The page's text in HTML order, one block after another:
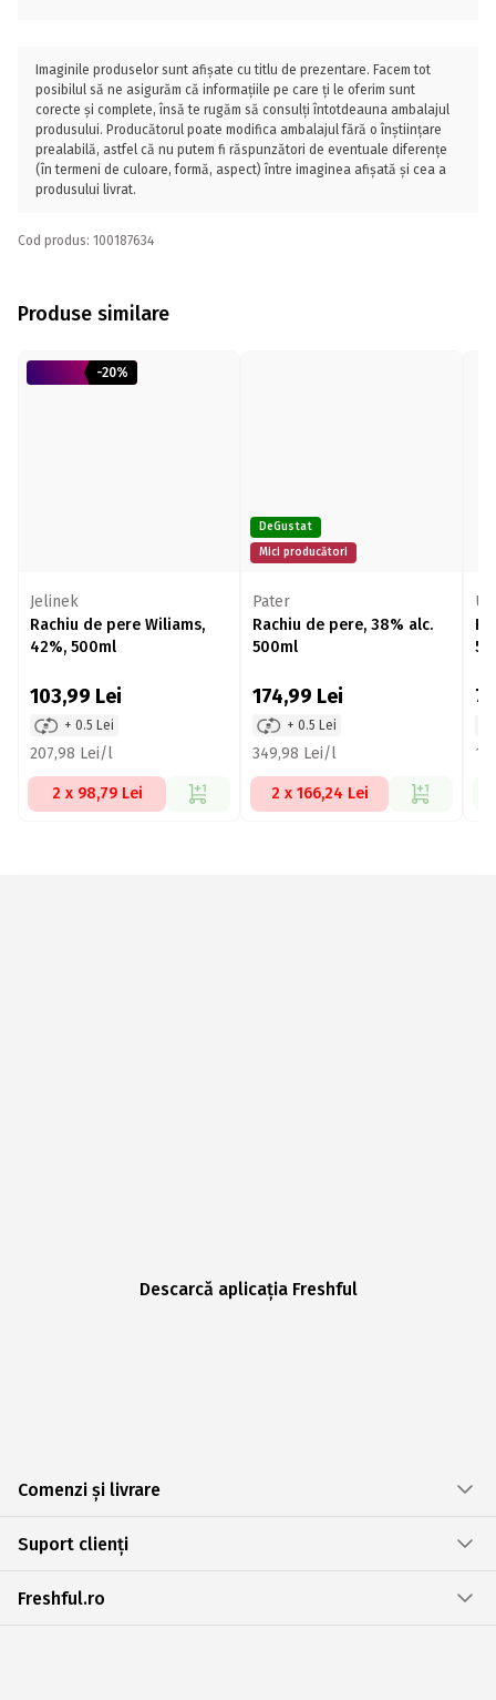
Imaginile produselor sunt afișate cu titlu de prezentare. Facem tot
posibilul să ne asigurăm că informațiile pe care ți le oferim sunt
corecte și complete, însă te rugăm să consulți întotdeauna ambalajul
produsului. Producătorul poate modifica ambalajul fără o înștiințare
prealabilă, astfel că nu putem fi răspunzători de eventuale diferențe
(în termeni de culoare, formă, aspect) între imaginea afișată și cea a
produsului livrat.
Cod produs: 100187634
Produse similare
-20%
Jelinek
Rachiu de pere Wiliams,
42%, 500ml
103,99 Lei
+ 0.5 Lei
207,98 Lei/l
2 x 98,79 Lei
DeGustat
Mici producători
Pater
Rachiu de pere, 38% alc.
500ml
174,99 Lei
+ 0.5 Lei
349,98 Lei/l
2 x 166,24 Lei
Descarcă aplicația Freshful
Comenzi și livrare
Suport clienți
Freshful.ro